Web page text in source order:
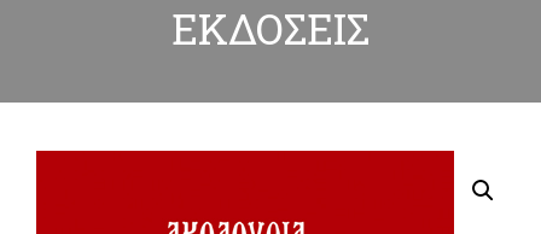
ΕΚΔΟΣΕΙΣ